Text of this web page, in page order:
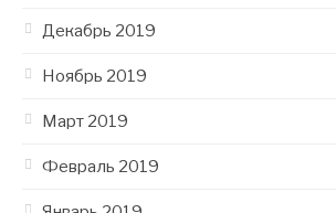
Декабрь 2019
Ноябрь 2019
Март 2019
Февраль 2019